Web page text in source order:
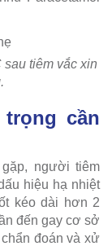
tiêm vắc xin
cần
người tiêm
hiệu hạ nhiệt
kéo dài hơn 2
đến gay cơ sở
đoán và xử